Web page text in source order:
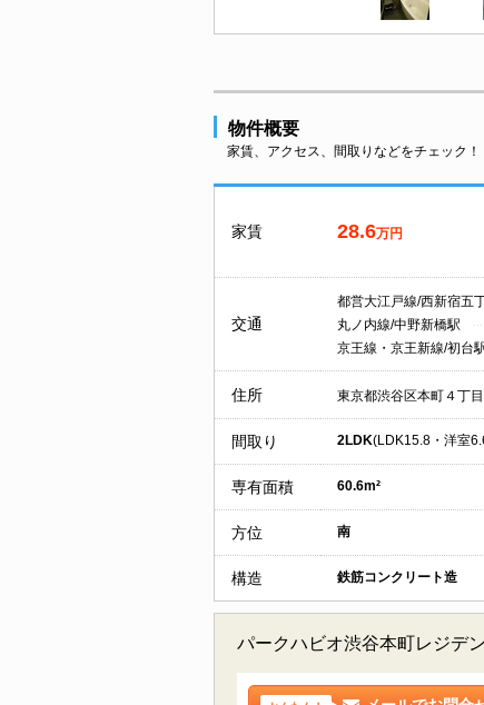
物件概要
家賃、アクセス、間取りなどをチェック！
家賃 28.6万円
交通
都営大江戸線/西新宿五
丸ノ内線/中野新橋駅
京王線・京王新線/初台
住所 東京都渋谷区本町４丁目
間取り 2LDK(LDK15.8・洋室
専有面積 60.6m²
方位 南
構造 鉄筋コンクリート造
パークハビオ渋谷本町レジデ